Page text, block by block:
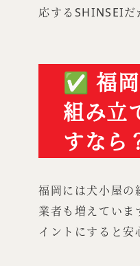
応するSHINSEIだ
✅ 福
組み立
すなら
福岡には犬小屋の
業者も増えていま
イントにすると安